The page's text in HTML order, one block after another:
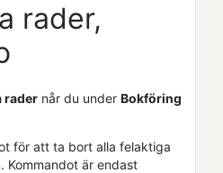
rader,
rader når du under Bokföring
för att ta bort alla felaktiga
Kommandot är endast